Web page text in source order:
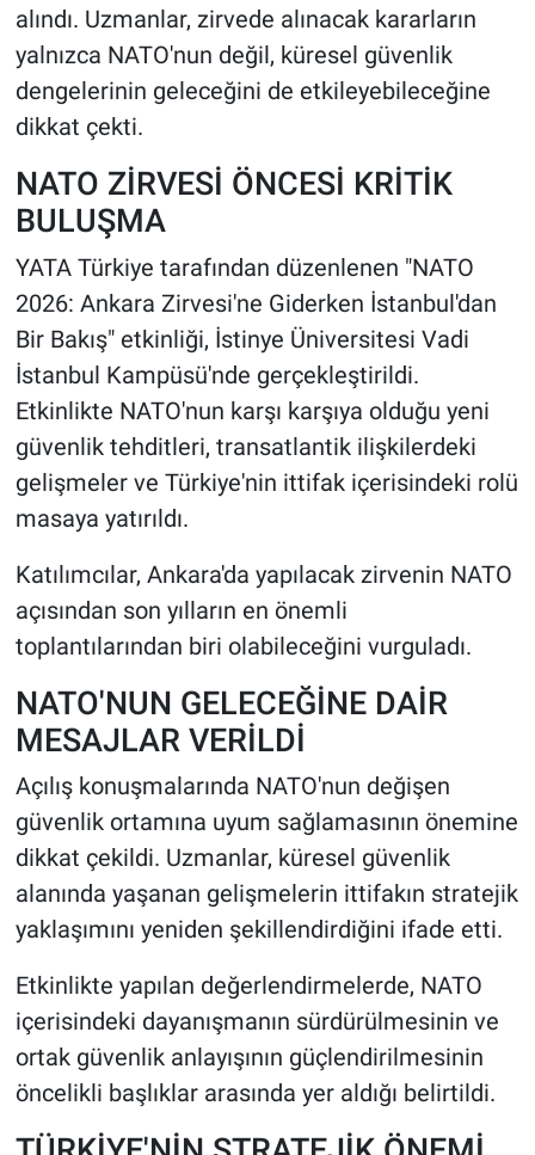
alındı. Uzmanlar, zirvede alınacak kararların
yalnızca NATO'nun değil, küresel güvenlik
dengelerinin geleceğini de etkileyebileceğine
dikkat çekti.
NATO ZİRVESİ ÖNCESİ KRİTİK
BULUŞMA
YATA Türkiye tarafından düzenlenen "NATO
2026: Ankara Zirvesi'ne Giderken İstanbul'dan
Bir Bakış" etkinliği, İstinye Üniversitesi Vadi
İstanbul Kampüsü'nde gerçekleştirildi.
Etkinlikte NATO'nun karşı karşıya olduğu yeni
güvenlik tehditleri, transatlantik ilişkilerdeki
gelişmeler ve Türkiye'nin ittifak içerisindeki rolü
masaya yatırıldı.
Katılımcılar, Ankara'da yapılacak zirvenin NATO
açısından son yılların en önemli
toplantılarından biri olabileceğini vurguladı.
NATO'NUN GELECEĞİNE DAİR
MESAJLAR VERİLDİ
Açılış konuşmalarında NATO'nun değişen
güvenlik ortamına uyum sağlamasının önemine
dikkat çekildi. Uzmanlar, küresel güvenlik
alanında yaşanan gelişmelerin ittifakın stratejik
yaklaşımını yeniden şekillendirdiğini ifade etti.
Etkinlikte yapılan değerlendirmelerde, NATO
içerisindeki dayanışmanın sürdürülmesinin ve
ortak güvenlik anlayışının güçlendirilmesinin
öncelikli başlıklar arasında yer aldığı belirtildi.
SPOR
MAGAZİN